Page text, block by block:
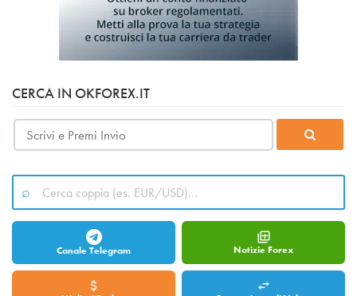
CERCA IN OKFOREX.IT
Canale Telegram Notizie Forex